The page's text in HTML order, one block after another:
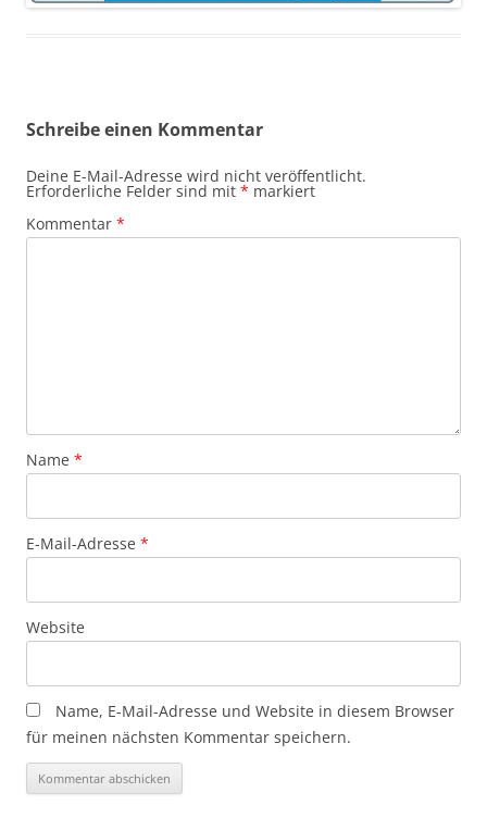
Schreibe einen Kommentar
Deine E-Mail-Adresse wird nicht veröffentlicht.
Erforderliche Felder sind mit * markiert
Kommentar *
Name *
E-Mail-Adresse *
Website
Name, E-Mail-Adresse und Website in diesem Browser
für meinen nächsten Kommentar speichern.